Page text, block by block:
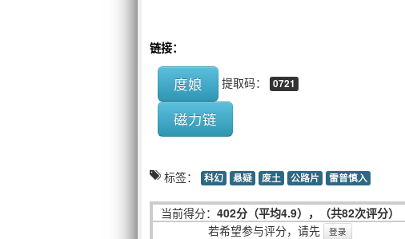
链接：
度娘 提取码： 0721
磁力链
标签： 科幻 悬疑 废土 公路片 雷普慎入
当前得分： 402分（平均4.9），（共82次评分）
若希望参与评分，请先
登录